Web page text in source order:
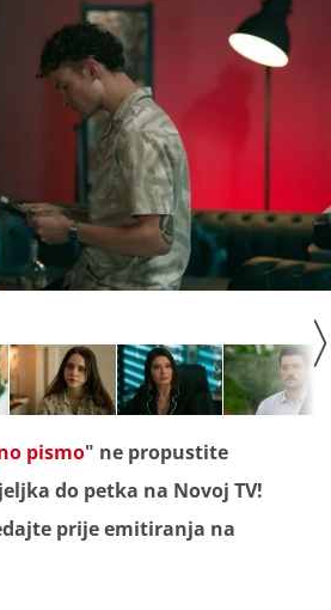
pismo" ne propustite
do petka na Novoj TV!
prije emitiranja na